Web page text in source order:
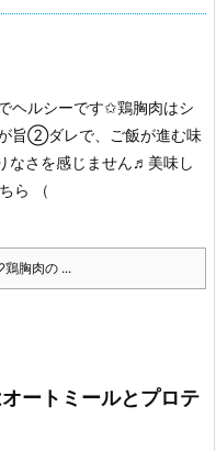
ヘルシーです✩鶏胸肉はシ
旨②ダレで、ご飯が進む味
なさを感じません♬ 美味し
ら （
胸肉の ...
ートミールとプロテ